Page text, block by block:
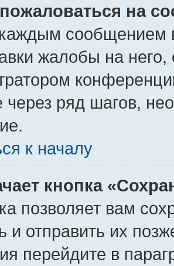
на
сообщением
жалобы на
через ряд шагов,
к началу
кнопка
позволяет вам
и отправить их
перейдите в